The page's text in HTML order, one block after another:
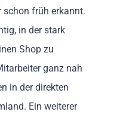
schon früh erkannt.
in der stark
Shop zu
ganz nah
in der direkten
Ein weiterer